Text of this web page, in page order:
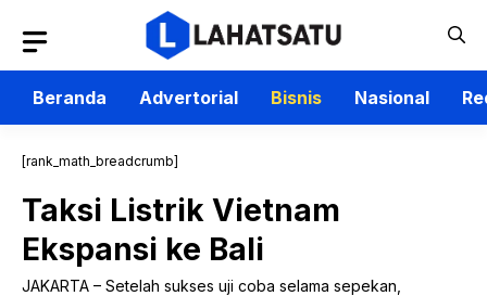
isi
Beranda
Advertorial Bisnis Nasional
[rank_math_breadcrumb]
Taksi Listrik Vietnam
Ekspansi ke Bali
JAKARTA – Setelah sukses uji coba selama sepekan,